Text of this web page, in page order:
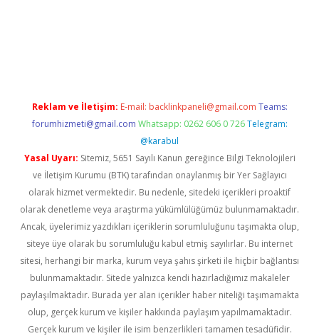
Reklam ve İletişim: E-mail: backlinkpaneli@gmail.com Teams:
forumhizmeti@gmail.com Whatsapp: 0262 606 0 726 Telegram:
@karabul
Yasal Uyarı: Sitemiz, 5651 Sayılı Kanun gereğince Bilgi Teknolojileri
ve İletişim Kurumu (BTK) tarafından onaylanmış bir Yer Sağlayıcı
olarak hizmet vermektedir. Bu nedenle, sitedeki içerikleri proaktif
olarak denetleme veya araştırma yükümlülüğümüz bulunmamaktadır.
Ancak, üyelerimiz yazdıkları içeriklerin sorumluluğunu taşımakta olup,
siteye üye olarak bu sorumluluğu kabul etmiş sayılırlar. Bu internet
sitesi, herhangi bir marka, kurum veya şahıs şirketi ile hiçbir bağlantısı
bulunmamaktadır. Sitede yalnızca kendi hazırladığımız makaleler
paylaşılmaktadır. Burada yer alan içerikler haber niteliği taşımamakta
olup, gerçek kurum ve kişiler hakkında paylaşım yapılmamaktadır.
Gerçek kurum ve kişiler ile isim benzerlikleri tamamen tesadüfidir.